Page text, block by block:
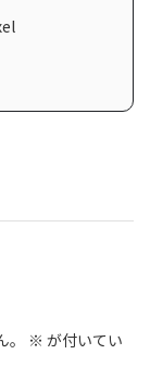
※ が付いてい